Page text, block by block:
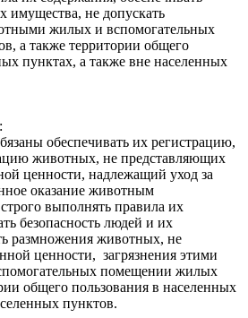
имущества, не допускать
жилых и вспомогательных
а также территории общего
пунктах, а также вне населенных
обеспечивать их регистрацию,
животных, не представляющих
ценности, надлежащий‌ уход за
оказание животным
выполнять правила их
безопасность людей‌ и их
размножения животных, не
ценности, загрязнения этими
помещении‌ жилых
общего пользования в населенных
пунктов.